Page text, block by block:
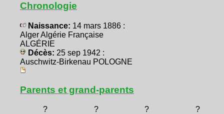
Chronologie
Naissance: 14 mars 1886 :
Alger Algérie Française
ALGÉRIE
Décès: 25 sep 1942 :
Auschwitz-Birkenau POLOGNE
Parents et grand-parents
? ? ?
?